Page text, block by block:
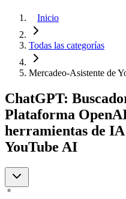
Inicio
Todas las categorías
Mercadeo-Asistente de
ChatGPT:
Plataforma
herramientas de
YouTube AI